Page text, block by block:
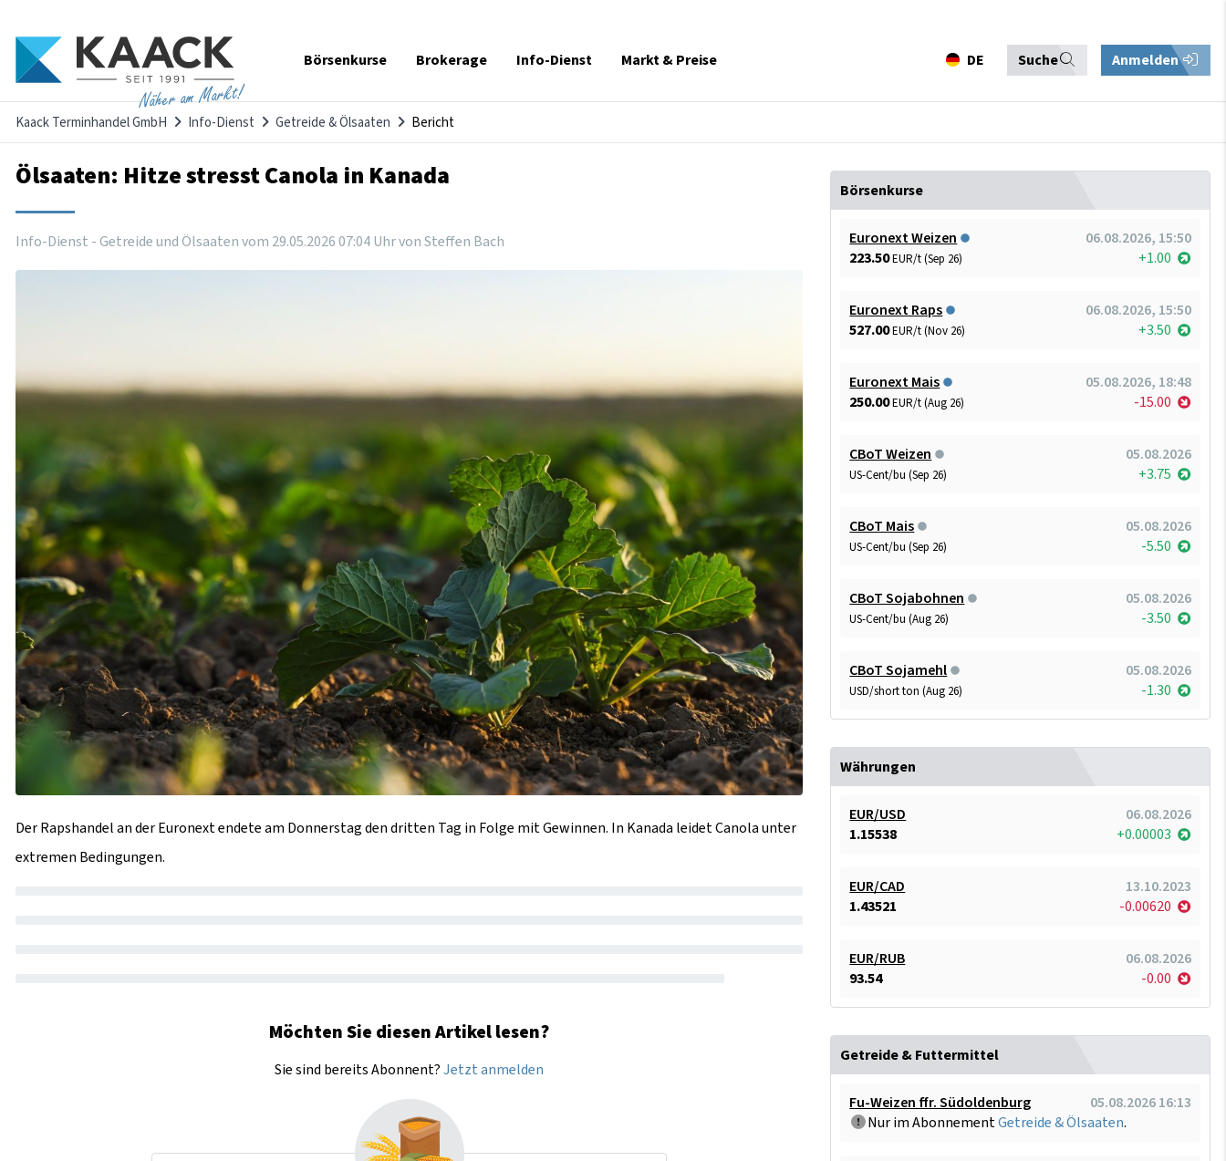
Näher am Markt!
Navigation
Börsenkurse Brokerage Info-Dienst Markt & Preise DE Suche Anmelden
Kaack Terminhandel GmbH Info-Dienst Getreide & Ölsaaten Bericht
Ölsaaten: Hitze stresst Canola in Kanada
Info-Dienst - Getreide und Ölsaaten vom 29.05.202607:04Uhrvon Steffen Bach
Der Rapshandel an der Euronext endete am Donnerstag den dritten Tag in Folge mit Gewinnen. In Kanada leidet Canola unter
extremen Bedingungen.
Möchten Sie diesen Artikel lesen?
Sie sind bereits Abonnent?Jetzt anmelden
Börsenkurse
Euronext Weizen
06.08.2026, 15:50
223.50EUR/t (Sep 26) +1.00
Euronext Raps
06.08.2026, 15:50
527.00EUR/t (Nov 26) +3.50
Euronext Mais
05.08.2026, 18:48
250.00EUR/t (Aug 26) -15.00
CBoT Weizen 05.08.2026
US-Cent/bu (Sep 26) +3.75
CBoT Mais 05.08.2026
US-Cent/bu (Sep 26) -5.50
CBoT Sojabohnen 05.08.2026
US-Cent/bu (Aug 26) -3.50
CBoT Sojamehl 05.08.2026
USD/short ton (Aug 26) -1.30
Währungen
EUR/USD
06.08.2026
1.15538
+0.00003
EUR/CAD
13.10.2023
1.43521
-0.00620
EUR/RUB
06.08.2026
93.54
-0.00
Getreide & Futtermittel
Fu-Weizen ffr. Südoldenburg
05.08.2026 16:13
Nur im AbonnementGetreide & Ölsaaten.